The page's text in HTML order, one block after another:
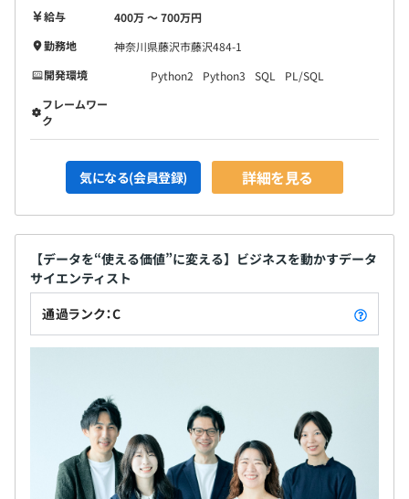
給与
400万 〜 700万円
勤務地
神奈川県藤沢市藤沢484-1
開発環境
Python2 Python3 SQL
PL/SQL
フレームワー
ク
気になる(会員登録) 詳細を見る
【データを“使える価値”に変える】ビジネスを動かすデータ
サイエンティスト
通過ランク：C